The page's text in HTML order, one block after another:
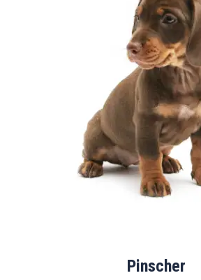
Pinscher